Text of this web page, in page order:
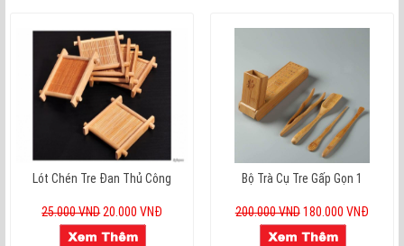
Lót Chén Tre Đan Thủ Công
25.000 VND20.000 VNĐ
Bộ Trà Cụ Tre Gấp Gọn 1
200.000 VND 180.000 VNĐ